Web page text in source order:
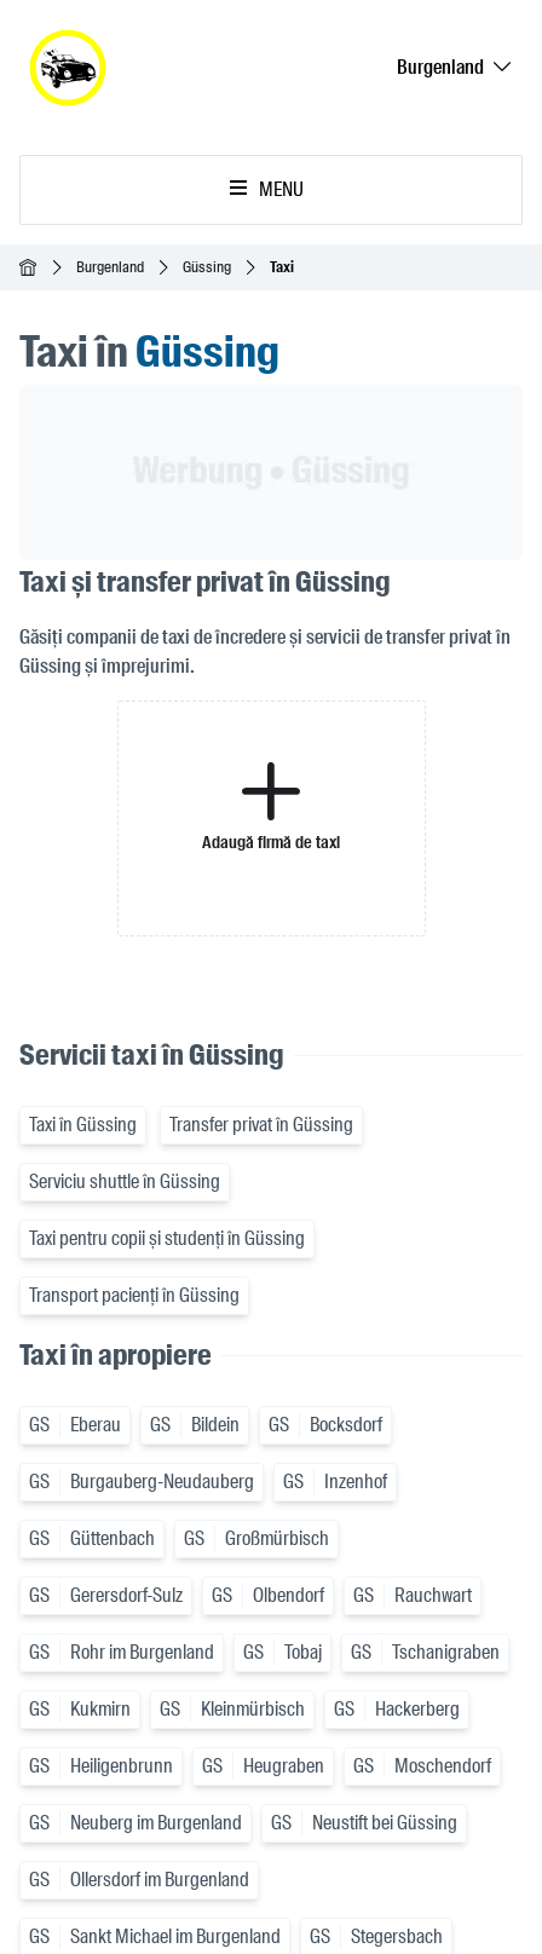
Burgenland
MENU
Acasă Burgenland Güssing Taxi
Taxi înGüssing
Taxi și transfer privat în Güssing
Găsiți companii de taxi de încredere și servicii de transfer privat în
Güssing și împrejurimi.
Adaugă firmă de taxi
Servicii taxi în Güssing
Taxi în Güssing Transfer privat în Güssing
Serviciu shuttle în Güssing
Taxi pentru copii și studenți în Güssing
Transport pacienți în Güssing
Taxi în apropiere
GS Eberau GS Bildein GS Bocksdorf
GS Burgauberg-Neudauberg GS Inzenhof
GS Güttenbach GS Großmürbisch
GS Gerersdorf-Sulz GS Olbendorf GS Rauchwart
GS Rohr im Burgenland GS Tobaj GS Tschanigraben
GS Kukmirn GS Kleinmürbisch GS Hackerberg
GS Heiligenbrunn GS Heugraben GS Moschendorf
GS Neuberg im Burgenland GS Neustift bei Güssing
GS Ollersdorf im Burgenland
GS Sankt Michael im Burgenland GS Stegersbach